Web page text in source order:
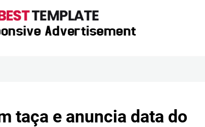
taça e anuncia data do